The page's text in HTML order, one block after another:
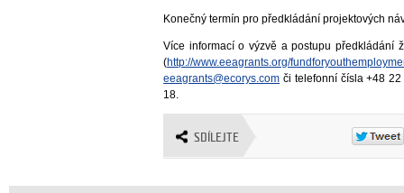
Konečný termín pro předkládání projektových
Více informací o výzvě a postupu předkládání
(http://www.eeagrants.org/
eeagrants@ecorys.com či telefonní čísla +48
18.
SDÍLEJTE